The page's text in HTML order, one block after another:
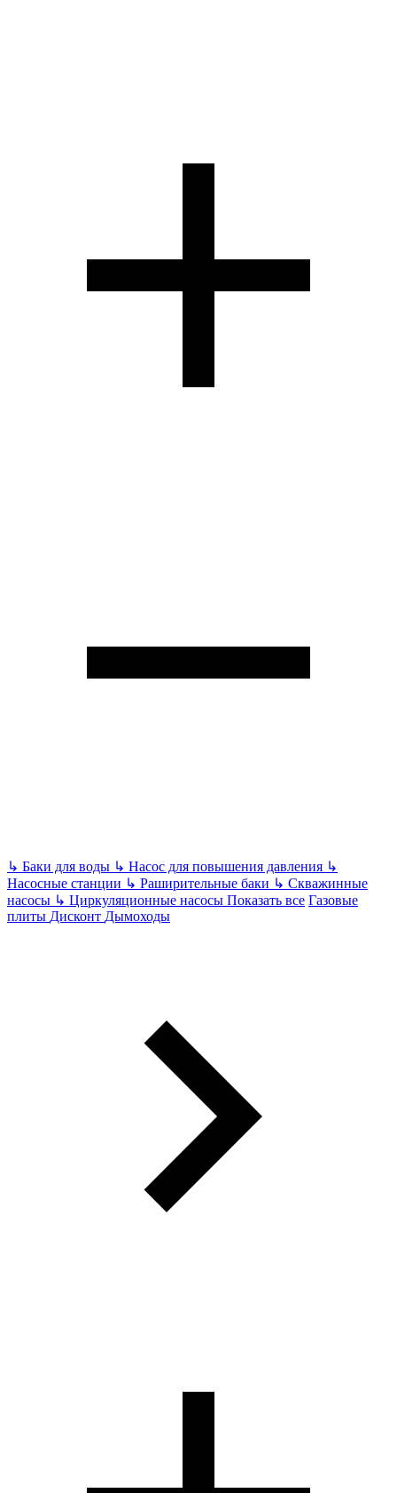
↳ Баки для воды ↳ Насос для повышения давления ↳
Насосные станции ↳ Раширительные баки ↳ Скважинные
насосы ↳ Циркуляционные насосы Показать все Газовые
плиты Дисконт Дымоходы